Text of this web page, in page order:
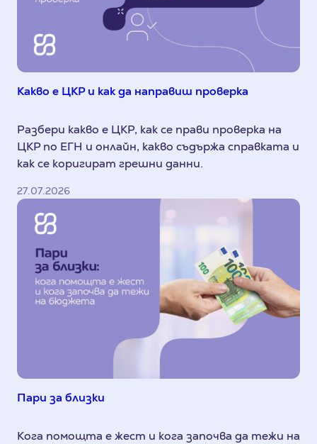
Какво е ЦКР и как да направиш проверка
Разбери какво е ЦКР, как се прави проверка на
ЦКР по ЕГН и онлайн, какво съдържа справката и
как се коригират грешни данни.
27.07.2026
Пари за близки
Кога помощта е жест и кога започва да тежи на